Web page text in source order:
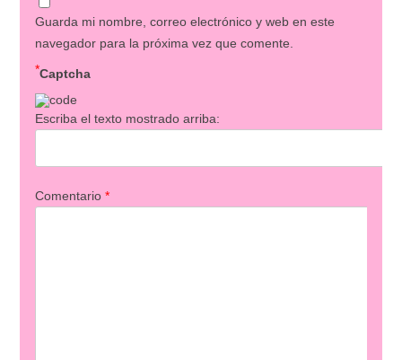
Guarda mi nombre, correo electrónico y web en este
navegador para la próxima vez que comente.
Captcha
*
Escriba el texto mostrado arriba:
Comentario *